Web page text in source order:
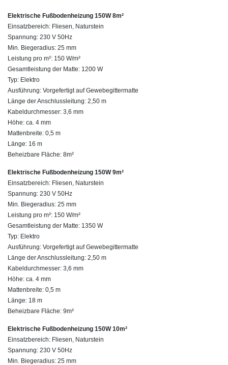
Elektrische Fußbodenheizung 150W 8m²
Einsatzbereich: Fliesen, Naturstein
Spannung: 230 V 50Hz
Min. Biegeradius: 25 mm
Leistung pro m²: 150 W/m²
Gesamtleistung der Matte: 1200 W
Typ: Elektro
Ausführung: Vorgefertigt auf Gewebegittermatte
Länge der Anschlussleitung: 2,50 m
Kabeldurchmesser: 3,6 mm
Höhe: ca. 4 mm
Mattenbreite: 0,5 m
Länge: 16 m
Beheizbare Fläche: 8m²
Elektrische Fußbodenheizung 150W 9m²
Einsatzbereich: Fliesen, Naturstein
Spannung: 230 V 50Hz
Min. Biegeradius: 25 mm
Leistung pro m²: 150 W/m²
Gesamtleistung der Matte: 1350 W
Typ: Elektro
Ausführung: Vorgefertigt auf Gewebegittermatte
Länge der Anschlussleitung: 2,50 m
Kabeldurchmesser: 3,6 mm
Höhe: ca. 4 mm
Mattenbreite: 0,5 m
Länge: 18 m
Beheizbare Fläche: 9m²
Elektrische Fußbodenheizung 150W 10m²
Einsatzbereich: Fliesen, Naturstein
Spannung: 230 V 50Hz
Min. Biegeradius: 25 mm